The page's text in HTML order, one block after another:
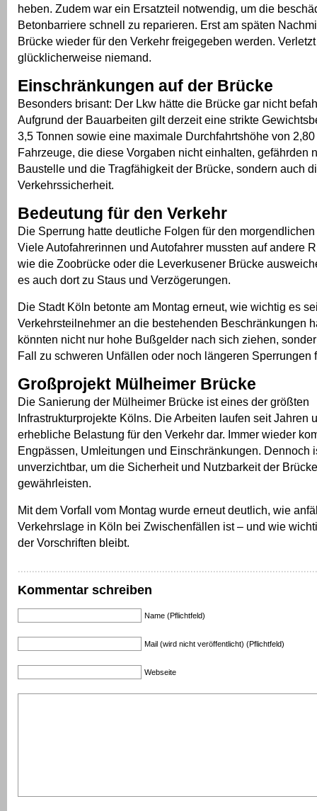
heben. Zudem war ein Ersatzteil notwendig, um die
Betonbarriere schnell zu reparieren. Erst am späten
Brücke wieder für den Verkehr freigegeben werden.
glücklicherweise niemand.
Einschränkungen auf der Brücke
Besonders brisant: Der Lkw hätte die Brücke gar nicht
Aufgrund der Bauarbeiten gilt derzeit eine strikte
3,5 Tonnen sowie eine maximale Durchfahrtshöhe von 2,80
Fahrzeuge, die diese Vorgaben nicht einhalten, gefährden
Baustelle und die Tragfähigkeit der Brücke, sondern auch
Verkehrssicherheit.
Bedeutung für den Verkehr
Die Sperrung hatte deutliche Folgen für den
Viele Autofahrerinnen und Autofahrer mussten auf andere
wie die Zoobrücke oder die Leverkusener Brücke
es auch dort zu Staus und Verzögerungen.
Die Stadt Köln betonte am Montag erneut, wie wichtig es
Verkehrsteilnehmer an die bestehenden Beschränkungen
könnten nicht nur hohe Bußgelder nach sich ziehen,
Fall zu schweren Unfällen oder noch längeren Sperrungen
Großprojekt Mülheimer Brücke
Die Sanierung der Mülheimer Brücke ist eines der größten
Infrastrukturprojekte Kölns. Die Arbeiten laufen seit Jahren
erhebliche Belastung für den Verkehr dar. Immer wieder
Engpässen, Umleitungen und Einschränkungen. Dennoch
unverzichtbar, um die Sicherheit und Nutzbarkeit der
gewährleisten.
Mit dem Vorfall vom Montag wurde erneut deutlich, wie
Verkehrslage in Köln bei Zwischenfällen ist – und wie
der Vorschriften bleibt.
Kommentar schreiben
Name (Pflichtfeld)
Mail (wird nicht veröffentlicht) (Pflichtfeld)
Webseite